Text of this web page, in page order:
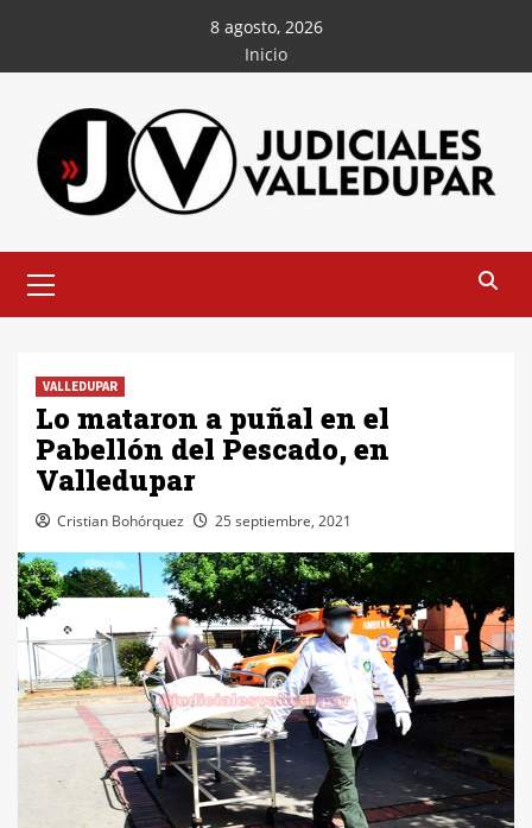
contenido
8 agosto, 2026
Inicio
principal
VALLEDUPAR
Lo mataron a puñal en el
Pabellón del Pescado, en
Valledupar
Cristian Bohórquez 25 septiembre, 2021